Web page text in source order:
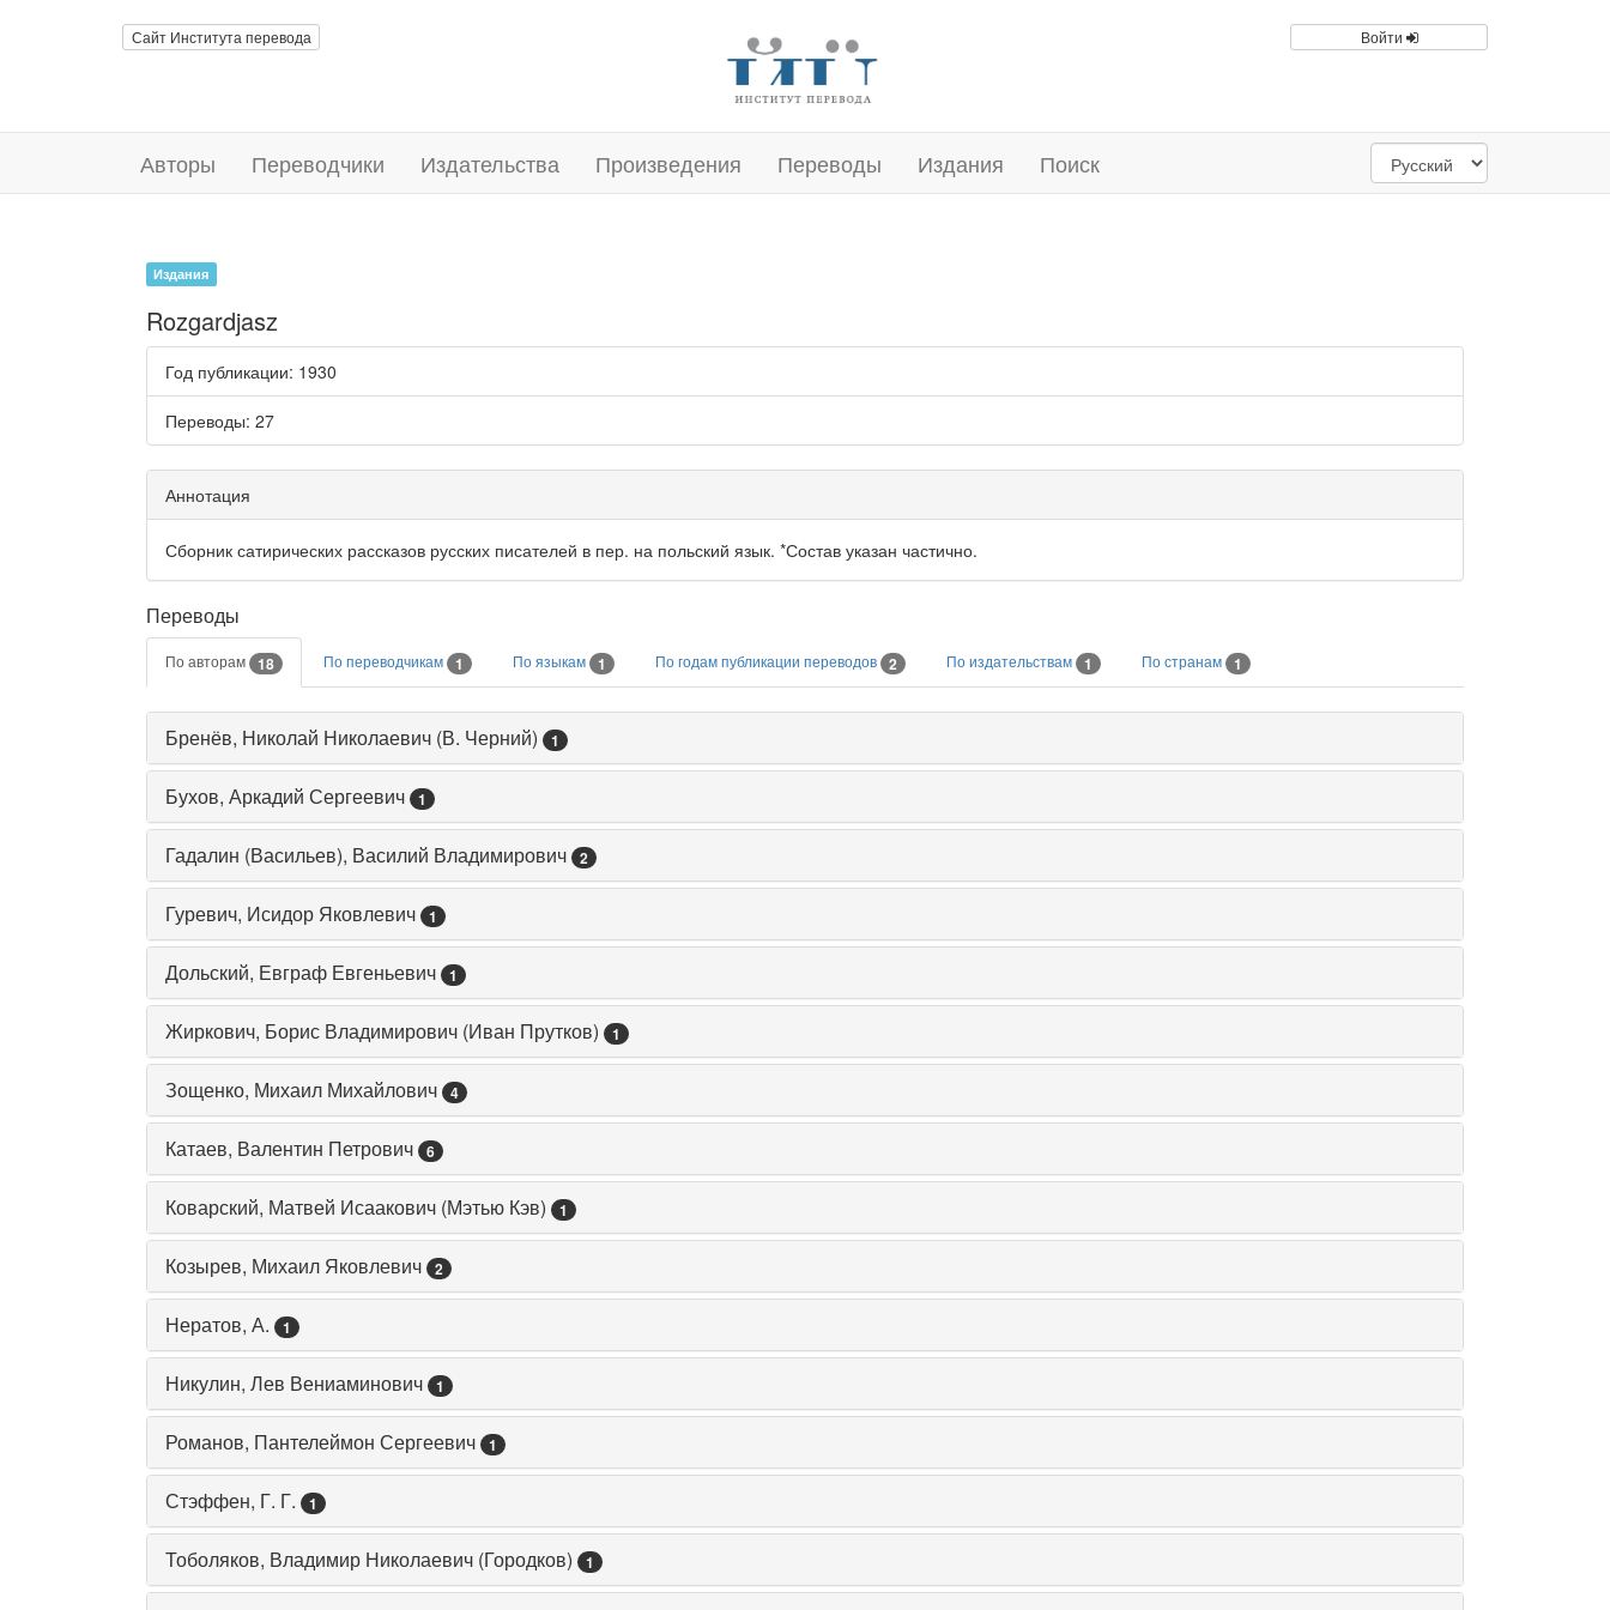
Сайт Института перевода Войти
Авторы Переводчики Издательства Произведения Переводы Издания Поиск
Издания
Rozgardjasz
Год публикации: 1930
Переводы: 27
Аннотация
Сборник сатирических рассказов русских писателей в пер. на польский язык. *Состав указан частично.
Переводы
По авторам 18 По переводчикам 1 По языкам 1 По годам публикации переводов 2 По издательствам 1 По странам 1
Бренёв, Николай Николаевич (В. Черний) 1
Бухов, Аркадий Сергеевич 1
Гадалин (Васильев), Василий Владимирович 2
Гуревич, Исидор Яковлевич 1
Дольский, Евграф Евгеньевич 1
Жиркович, Борис Владимирович (Иван Прутков) 1
Зощенко, Михаил Михайлович 4
Катаев, Валентин Петрович 6
Коварский, Матвей Исаакович (Мэтью Кэв) 1
Козырев, Михаил Яковлевич 2
Нератов, А. 1
Никулин, Лев Вениаминович 1
Романов, Пантелеймон Сергеевич 1
Стэффен, Г. Г. 1
Тоболяков, Владимир Николаевич (Городков) 1